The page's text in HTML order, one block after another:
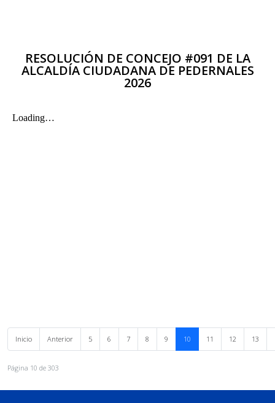
RESOLUCIÓN DE CONCEJO #091 DE LA
ALCALDÍA CIUDADANA DE PEDERNALES
2026
Inicio Anterior 5 6 7 8 9 10 11 12 13
Página 10 de 303